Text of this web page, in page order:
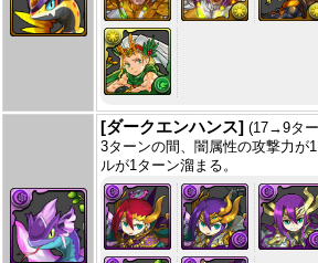
[ダークエンハンス] (17→9タ
3ターンの間、闇属性の攻撃力が
ルが1ターン溜まる。